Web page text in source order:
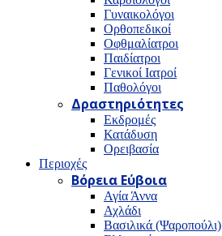
Γυναικολόγοι
Ορθοπεδικοί
Οφθμαλίατροι
Παιδίατροι
Γενικοί Ιατροί
Παθολόγοι
Δραστηριότητες
Εκδρομές
Κατάδυση
Ορειβασία
Περιοχές
Βόρεια Εύβοια
Αγία Άννα
Αχλάδι
Βασιλικά (Ψαροπούλι)